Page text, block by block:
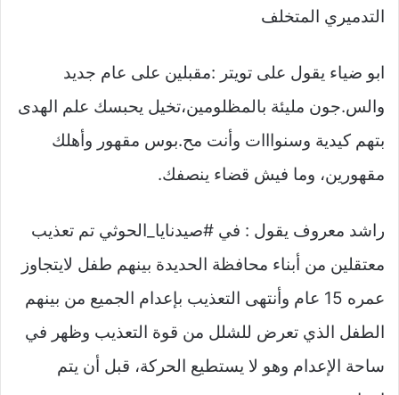
التدميري المتخلف
ابو ضياء يقول على تويتر :مقبلين على عام جديد
والس.جون مليئة بالمظلومين،تخيل يحبسك علم الهدى
بتهم كيدية وسنوااات وأنت مح.بوس مقهور وأهلك
مقهورين، وما فيش قضاء ينصفك.
راشد معروف يقول : في ‎#صيدنايا_الحوثي تم تعذيب
معتقلين من أبناء محافظة الحديدة بينهم طفل لايتجاوز
عمره 15 عام وأنتهى التعذيب بإعدام الجميع من بينهم
الطفل الذي تعرض للشلل من قوة التعذيب وظهر في
ساحة الإعدام وهو لا يستطيع الحركة، قبل أن يتم